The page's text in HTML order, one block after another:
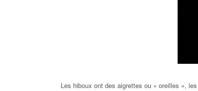
Les hiboux ont des aigrettes ou « oreilles »,